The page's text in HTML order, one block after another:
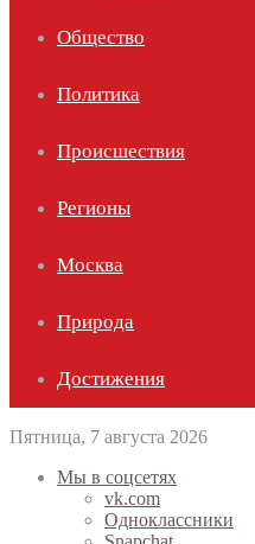
Общество
Политика
Происшествия
Регионы
Москва
Природа
Достижения
Пятница, 7 августа 2026
Мы в соцсетях
vk.com
Одноклассники